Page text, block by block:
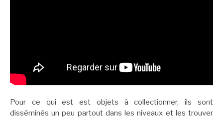
Pour ce qui est est objets à collectionner, ils sont
disséminés un peu partout dans les niveaux et les trouver